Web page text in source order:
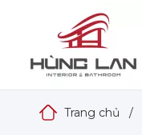
Trang chủ /